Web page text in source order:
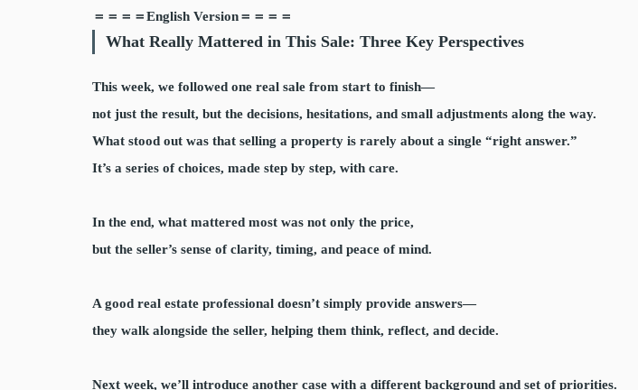
＝＝＝＝English Version＝＝＝＝
What Really Mattered in This Sale: Three Key Perspectives
This week, we followed one real sale from start to finish—
not just the result, but the decisions, hesitations, and small adjustments along the way.
What stood out was that selling a property is rarely about a single “right answer.”
It’s a series of choices, made step by step, with care.
In the end, what mattered most was not only the price,
but the seller’s sense of clarity, timing, and peace of mind.
A good real estate professional doesn’t simply provide answers—
they walk alongside the seller, helping them think, reflect, and decide.
Next week, we’ll introduce another case with a different background and set of priorities.